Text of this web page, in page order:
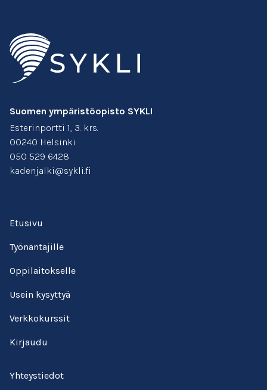
Suomen ympäristöopisto SYKLI
Esterinportti 1, 3. krs.
00240 Helsinki
050 529 6428
kadenjalki@sykli.fi
Etusivu
Työnantajille
Oppilaitokselle
Usein kysyttyä
Verkkokurssit
Kirjaudu
Yhteystiedot